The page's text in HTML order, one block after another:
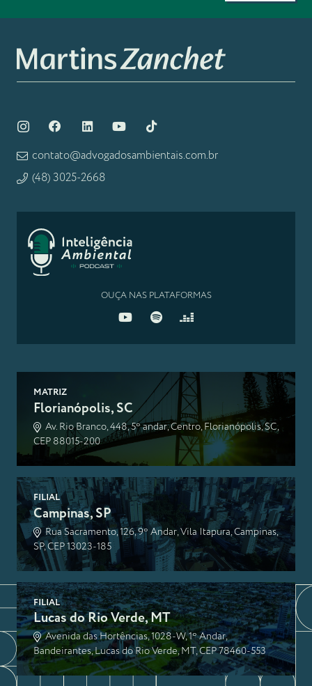
contato@advogadosambientais.com.br
(48) 3025-2668
OUÇA NAS PLATAFORMAS
MATRIZ
Florianópolis, SC
Av. Rio Branco, 448, 5º andar, Centro, Florianópolis, SC,
CEP 88015-200
FILIAL
Campinas, SP
Rua Sacramento, 126, 9º Andar, Vila Itapura, Campinas,
SP, CEP 13023-185
FILIAL
Lucas do Rio Verde, MT
Avenida das Hortências, 1028-W, 1º Andar,
Bandeirantes, Lucas do Rio Verde, MT, CEP 78460-553